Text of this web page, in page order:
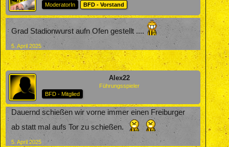
ModeratorIn
BFD - Vorstand
Grad Stadionwurst aufn Ofen gestellt ....
5. April 2025
Alex22
Führungsspieler
BFD - Mitglied
Dauernd schießen wir vorne immer einen Freiburger
ab statt mal aufs Tor zu schießen.
5. April 2025